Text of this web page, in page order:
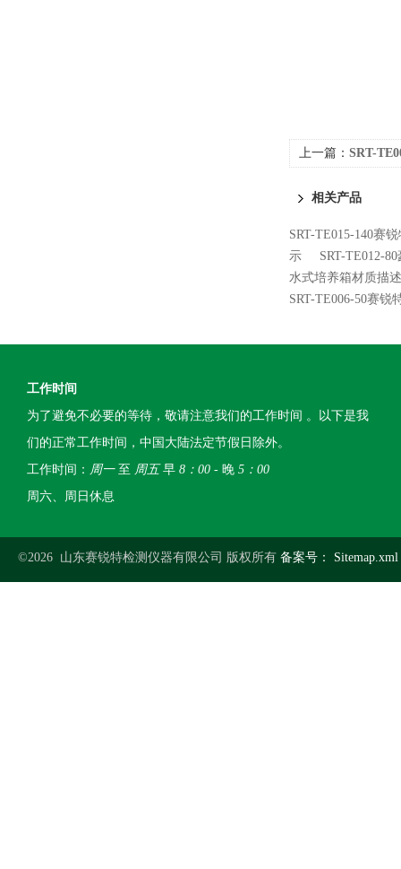
上一篇： SRT-
相关产品
SRT-TE015-140赛
示
SRT-TE012-
水式培养箱材质描述
SRT-TE006-50赛锐
工作时间
为了避免不必要的等待，敬请注意我们的工作时间 。以下是我
们的正常工作时间，中国大陆法定节假日除外。
工作时间： 周一至 周五早 8：00 - 晚 5：00
周六、周日休息
©2026 山东赛锐特检测仪器有限公司 版权所有 备案号： Sitemap.xml